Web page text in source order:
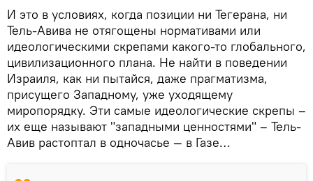
И это в условиях, когда позиции ни Тегерана, ни
Тель-Авива не отягощены нормативами или
идеологическими скрепами какого-то глобального,
цивилизационного плана. Не найти в поведении
Израиля, как ни пытайся, даже прагматизма,
присущего Западному, уже уходящему
миропорядку. Эти самые идеологические скрепы –
их еще называют "западными ценностями" – Тель-
Авив растоптал в одночасье — в Газе…